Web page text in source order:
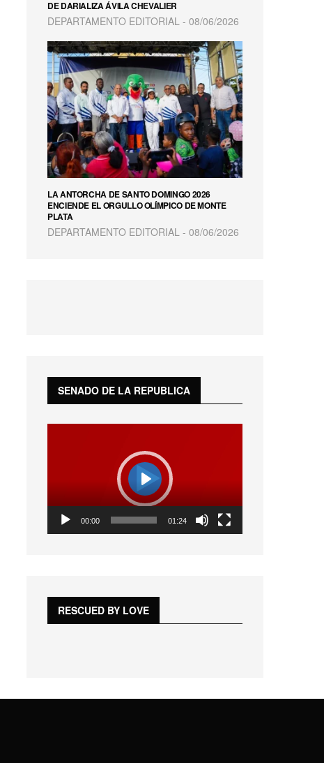
DE DARIALIZA ÁVILA CHEVALIER
DEPARTAMENTO EDITORIAL 08/06/2026
LA ANTORCHA DE SANTO DOMINGO 2026
ENCIENDE EL ORGULLO OLÍMPICO DE MONTE
PLATA
DEPARTAMENTO EDITORIAL 08/06/2026
SENADO DE LA REPUBLICA
01:24
SettingsEnter
00:00 01:24
Play
RESCUED BY LOVE